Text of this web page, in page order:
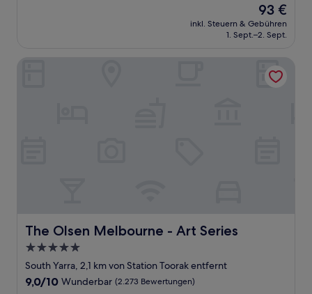
Der
Preis
beträgt
93 €
inkl. Steuern & Gebühren
1. Sept.–2. Sept.
The Olsen Melbourne - Art Series
The Olsen Melbourne - Art Series
5.0-
Sterne-
Unterkunft
South Yarra, 2,1 km von Station Toorak entfernt
9.0
9,0/10 Wunderbar (2.273 Bewertungen)